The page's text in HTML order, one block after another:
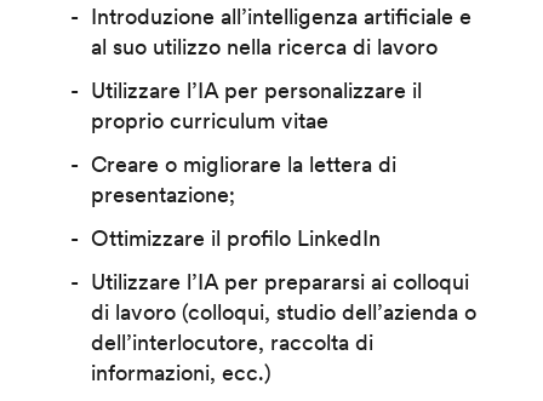
Introduzione all’intelligenza artificiale e
al suo utilizzo nella ricerca di lavoro
Utilizzare l’IA per personalizzare il
proprio curriculum vitae
Creare o migliorare la lettera di
presentazione;
Ottimizzare il profilo LinkedIn
Utilizzare l’IA per prepararsi ai colloqui
di lavoro (colloqui, studio dell’azienda o
dell’interlocutore, raccolta di
informazioni, ecc.)